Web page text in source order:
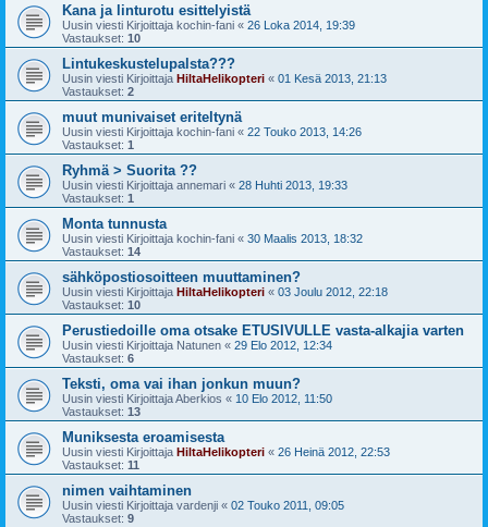
Kana ja linturotu esittelyistä
Uusin viesti Kirjoittaja kochin-fani « 26 Loka 2014, 19:39
Vastaukset: 10
Lintukeskustelupalsta???
Uusin viesti Kirjoittaja HiltaHelikopteri « 01 Kesä 2013, 21:13
Vastaukset: 2
muut munivaiset eriteltynä
Uusin viesti Kirjoittaja kochin-fani « 22 Touko 2013, 14:26
Vastaukset: 1
Ryhmä > Suorita ??
Uusin viesti Kirjoittaja annemari « 28 Huhti 2013, 19:33
Vastaukset: 1
Monta tunnusta
Uusin viesti Kirjoittaja kochin-fani « 30 Maalis 2013, 18:32
Vastaukset: 14
sähköpostiosoitteen muuttaminen?
Uusin viesti Kirjoittaja HiltaHelikopteri « 03 Joulu 2012, 22:18
Vastaukset: 10
Perustiedoille oma otsake ETUSIVULLE vasta-alkajia varten
Uusin viesti Kirjoittaja Natunen « 29 Elo 2012, 12:34
Vastaukset: 6
Teksti, oma vai ihan jonkun muun?
Uusin viesti KirjoittajaAberkios « 10 Elo 2012, 11:50
Vastaukset: 13
Muniksesta eroamisesta
Uusin viesti Kirjoittaja HiltaHelikopteri « 26 Heinä 2012, 22:53
Vastaukset: 11
nimen vaihtaminen
Uusin viesti Kirjoittaja vardenji « 02 Touko 2011, 09:05
Vastaukset: 9